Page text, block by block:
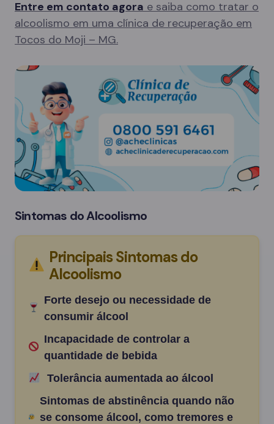
Entre em contato agora e saiba como tratar o
alcoolismo em uma clínica de recuperação em
Tocos do Moji – MG.
Sintomas do Alcoolismo
Principais Sintomas do
Alcoolismo
Forte desejo ou necessidade de
consumir álcool
Incapacidade de controlar a
quantidade de bebida
Tolerância aumentada ao álcool
Sintomas de abstinência quando não
se consome álcool, como tremores e